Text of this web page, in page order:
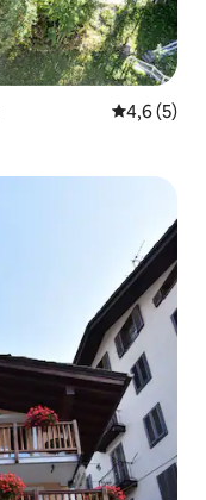
Évaluation
4,6 (5)